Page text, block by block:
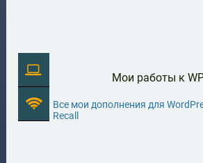
Мои работы к
Все мои дополнения для
Recall